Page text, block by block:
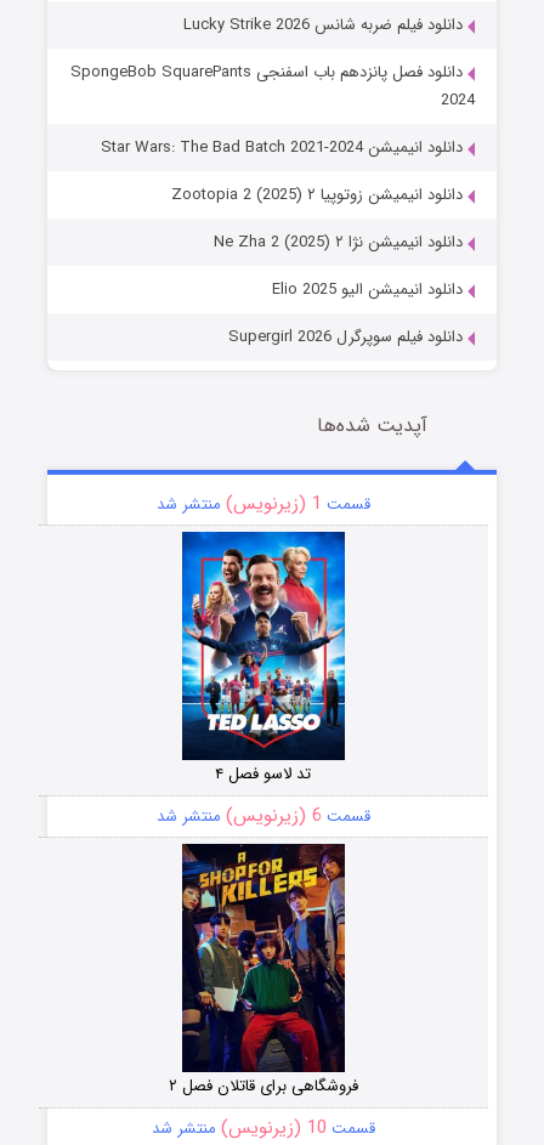
دانلود فیلم ضربه شانس Lucky Strike 2026
دانلود فصل پانزدهم باب اسفنجی SpongeBob SquarePants
2024
دانلود انیمیشن Star Wars: The Bad Batch 2021-2024
دانلود انیمیشن زوتوپیا ۲ Zootopia 2 (2025)
دانلود انیمیشن نژا ۲ Ne Zha 2 (2025)
دانلود انیمیشن الیو Elio 2025
دانلود فیلم سوپرگرل Supergirl 2026
آپدیت شده‌ها
قسمت 1 (زیرنویس) منتشر شد
تد لاسو فصل ۴
قسمت 6 (زیرنویس) منتشر شد
فروشگاهی برای قاتلان فصل ۲
قسمت 10 (زیرنویس) منتشر شد